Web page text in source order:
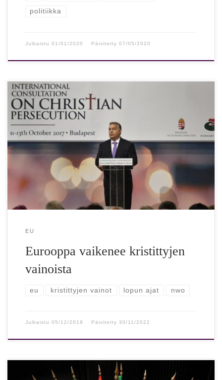
politiikka
Julkaistu 01/01/2020 Päivitetty 07/05/2020
Unkarin pääministeri Viktor Orban: Eurooppa vaikenee
kristittyjen vainoista
EU
Eurooppa vaikenee kristittyjen
vainoista
eu kristittyjen vainot lopun ajat nwo
Julkaistu 05/12/2019 Päivitetty 30/11/2022